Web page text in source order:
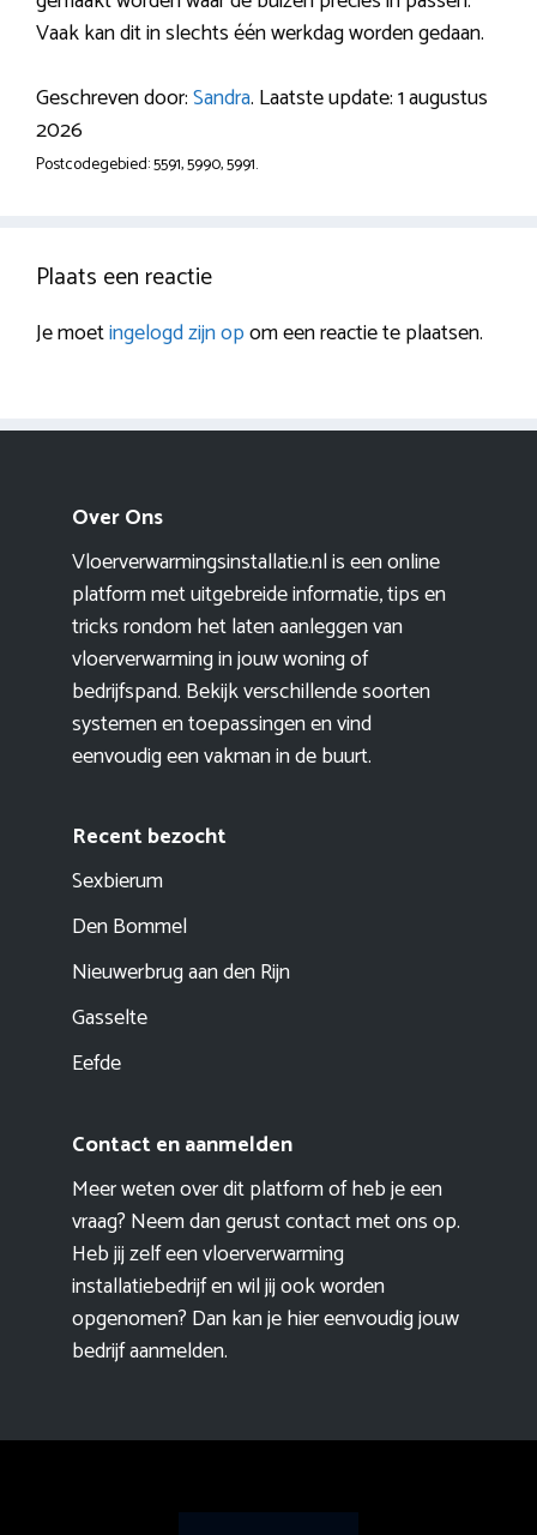
Vaak kan dit in slechts één werkdag worden gedaan.
Geschreven door:Sandra. Laatste update: 1 augustus
2026
Postcodegebied: 5591, 5990, 5991.
Plaats een reactie
Je moetingelogd zijn opom een reactie te plaatsen.
Over Ons
Vloerverwarmingsinstallatie.nl is een online
platform met uitgebreide informatie, tips en
tricks rondom het laten aanleggen van
vloerverwarming in jouw woning of
bedrijfspand. Bekijk verschillende soorten
systemen en toepassingen en vind
eenvoudig een vakman in de buurt.
Recent bezocht
Sexbierum
Den Bommel
Nieuwerbrug aan den Rijn
Gasselte
Eefde
Contact en aanmelden
Meer weten over dit platform of heb je een
vraag? Neem dan gerust contact met ons op.
Heb jij zelf een vloerverwarming
installatiebedrijf en wil jij ook worden
opgenomen? Dan kan je hier eenvoudigjouw
bedrijf aanmelden.